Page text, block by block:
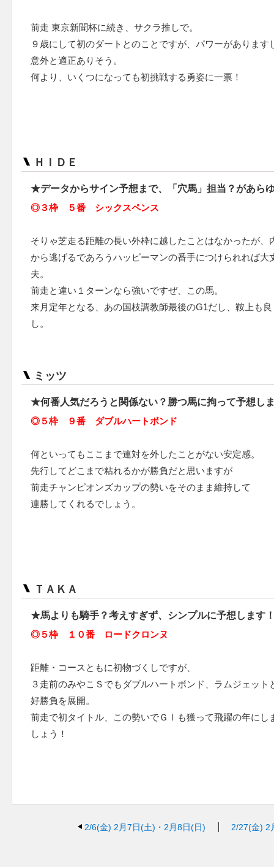
前走 東京新聞杯に続き、サクラ推しで。
９歳にして初のダートとのことですが、パワーがあります
意外と適正ありそう。
何より、いくつになっても初挑戦する勇姿に一票！
ＨＩＤＥ
★データからサイン予想まで、「穴馬」担当？があら
◎３枠 ５番 シックスペンス
そりゃ芝走る距離の長い外枠に越したことはなかったが、
から逃げるであろうハッピーマンの番手につけられれば大
夫。
前走と違い１ターンなら強いですぜ、この馬。
来月定年となる、あの国枝調教師最後のG1だし、鞍上も良
し。
ミッツ
★何番人気だろうと関係ない？勝つ馬に拘って予想し
◎５枠 ９番 ダブルハートボンド
何といってもここまで連対を外したことがない安定感。
先行してどこまで粘れるかが勝負だと思いますが
前走チャンピオンズカップの勢いをそのまま維持して
連勝してくれるでしょう。
ＴＡＫＡ
★馬よりも騎手？考えすぎず、シンプルに予想します
◎５枠 １０番 ロードクロンヌ
距離・コースともに初物づくしですが、
３走前のみやこＳでもダブルハートボンド、ラムジェット
好勝負を展開。
前走で初タイトル、この勢いでＧⅠも獲って飛躍の年にし
しょう！
2/6(金) 2月7日(土)・2月8日(日) 2/27(金) 2